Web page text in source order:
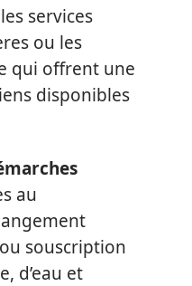
services
ou les
qui offrent une
disponibles
au
souscription
d’eau et